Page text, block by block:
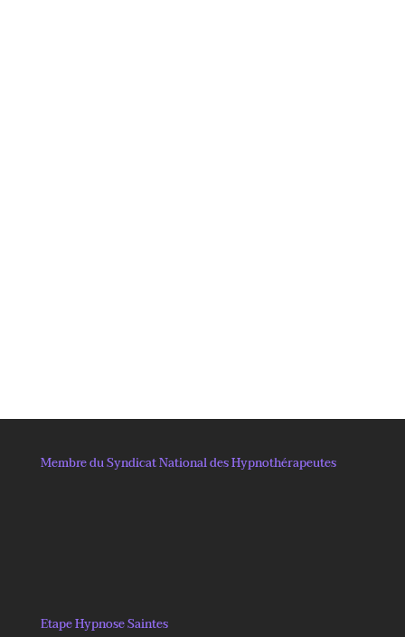
Membre du Syndicat National des Hypnothérapeutes
Etape Hypnose Saintes